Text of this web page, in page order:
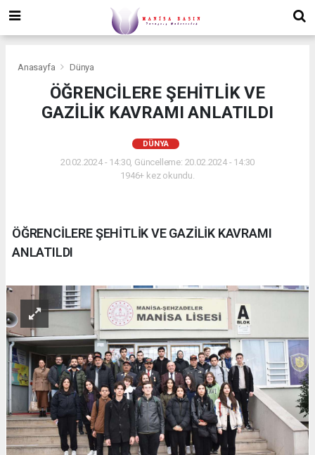
Anasayfa Dünya
ÖĞRENCİLERE ŞEHİTLİK VE
GAZİLİK KAVRAMI ANLATILDI
DÜNYA
20.02.2024 - 14:30, Güncelleme: 20.02.2024 - 14:30
1946+ kez okundu.
ÖĞRENCİLERE ŞEHİTLİK VE GAZİLİK KAVRAMI
ANLATILDI